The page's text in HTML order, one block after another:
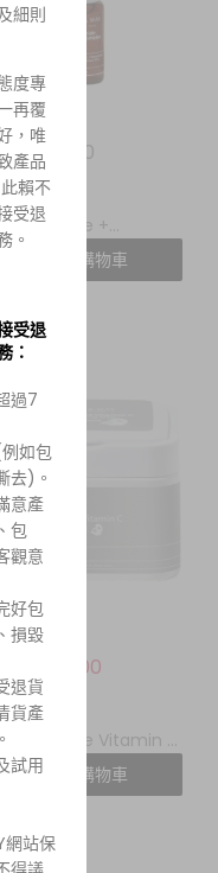
$39.00
& May
+
Sinensis
Serum MINI 10ML 煙酰胺
加入購物車
$169.00
HKD $109.00
& May
Vitamin C
Mask 煙酰
胺維他命C亮白面膜 (一盒
加入購物車
細則
度專
再覆
，唯
產品
賴不
受退
。
受退
：
過7
如包
去)。
意產
包
觀意
好包
損毀
退貨
貨產
試用
網站保